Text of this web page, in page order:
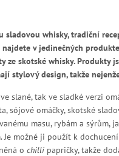
sladovou whisky, tradiční
v jedinečných
ze skotské whisky.
stylový design, takže
slané, tak ve sladké verzi
sójové omáčky, skotské
masu, rybám a
Je možné ji použít k
o chilli papričky, takže